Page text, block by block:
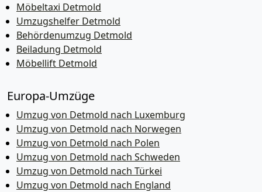
Möbeltaxi Detmold
Umzugshelfer Detmold
Behördenumzug Detmold
Beiladung Detmold
Möbellift Detmold
Europa-Umzüge
Umzug von Detmold nach Luxemburg
Umzug von Detmold nach Norwegen
Umzug von Detmold nach Polen
Umzug von Detmold nach Schweden
Umzug von Detmold nach Türkei
Umzug von Detmold nach England